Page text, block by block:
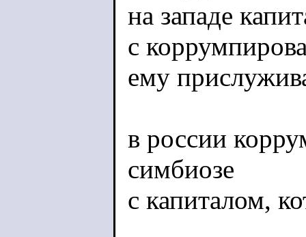
на западе
с
ему
в россии
симбиозе
с капиталом,